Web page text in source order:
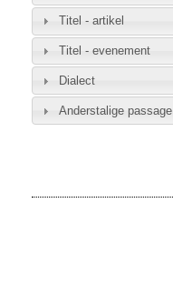
Titel - artikel
Titel - evenement
Dialect
Anderstalige passage